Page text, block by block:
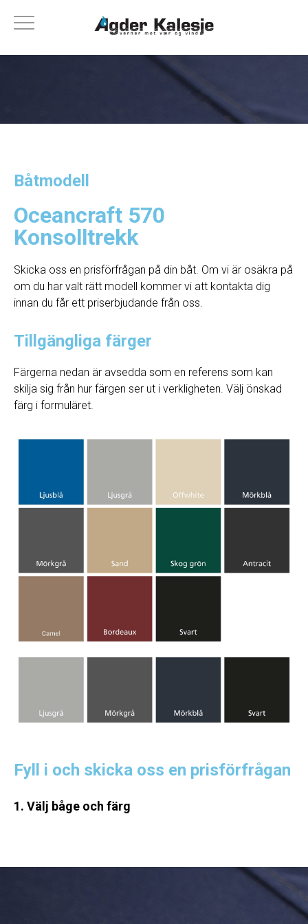
Båtmodell
Oceancraft 570
Konsolltrekk
Skicka oss en prisförfrågan på din båt. Om vi ​​är osäkra på
om du har valt rätt modell kommer vi att kontakta dig
innan du får ett priserbjudande från oss.
Tillgängliga färger
Färgerna nedan är avsedda som en referens som kan
skilja sig från hur färgen ser ut i verkligheten. Välj önskad
färg i formuläret.
Fyll i och skicka oss en prisförfrågan
1. Välj båge och färg